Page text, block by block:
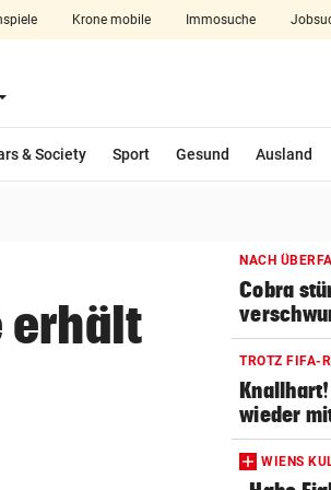
Krone mobile Immosuche
Menü aufklappen
& Society Sport Gesund Ausland
erhält
NACH
Cobra
TROTZ FIFA-
wieder
WIENS